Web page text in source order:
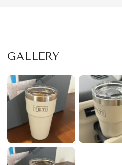
GALLERY